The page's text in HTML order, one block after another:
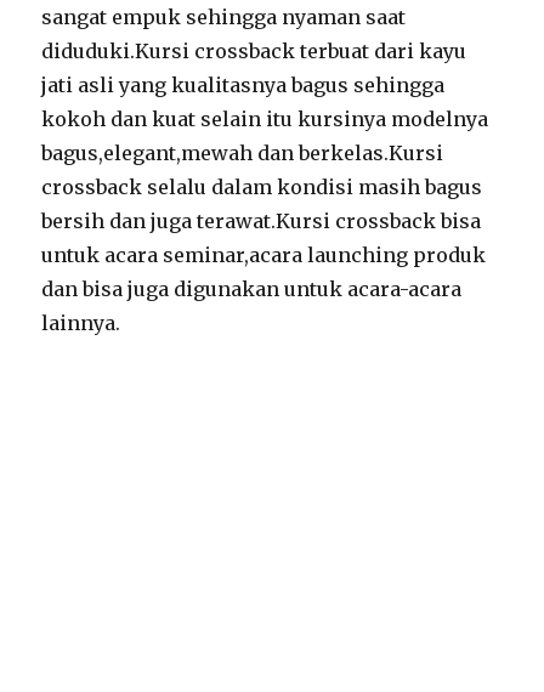
sangat empuk sehingga nyaman saat
diduduki.Kursi crossback terbuat dari kayu
jati asli yang kualitasnya bagus sehingga
kokoh dan kuat selain itu kursinya modelnya
bagus,elegant,mewah dan berkelas.Kursi
crossback selalu dalam kondisi masih bagus
bersih dan juga terawat.Kursi crossback bisa
untuk acara seminar,acara launching produk
dan bisa juga digunakan untuk acara-acara
lainnya.